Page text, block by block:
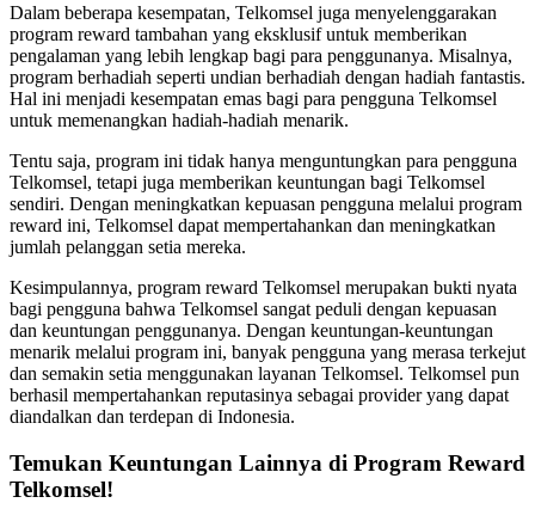
Dalam beberapa kesempatan, Telkomsel juga menyelenggarakan
program reward tambahan yang eksklusif untuk memberikan
pengalaman yang lebih lengkap bagi para penggunanya. Misalnya,
program berhadiah seperti undian berhadiah dengan hadiah fantastis.
Hal ini menjadi kesempatan emas bagi para pengguna Telkomsel
untuk memenangkan hadiah-hadiah menarik.
Tentu saja, program ini tidak hanya menguntungkan para pengguna
Telkomsel, tetapi juga memberikan keuntungan bagi Telkomsel
sendiri. Dengan meningkatkan kepuasan pengguna melalui program
reward ini, Telkomsel dapat mempertahankan dan meningkatkan
jumlah pelanggan setia mereka.
Kesimpulannya, program reward Telkomsel merupakan bukti nyata
bagi pengguna bahwa Telkomsel sangat peduli dengan kepuasan
dan keuntungan penggunanya. Dengan keuntungan-keuntungan
menarik melalui program ini, banyak pengguna yang merasa terkejut
dan semakin setia menggunakan layanan Telkomsel. Telkomsel pun
berhasil mempertahankan reputasinya sebagai provider yang dapat
diandalkan dan terdepan di Indonesia.
Temukan Keuntungan Lainnya di Program Reward
Telkomsel!